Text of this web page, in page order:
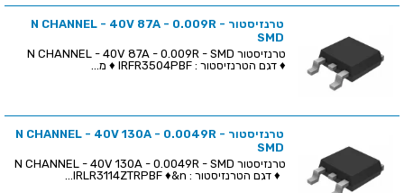
טרנזיסטור N CHANNEL - 40V 87A - 0.009R -
SMD
♦ דגם הטרנזיסטור : IRFR3504PBF ♦ מ...
טרנזיסטור N CHANNEL - 40V 130A - 0.0049R -
SMD
טרנזיסטור N CHANNEL - 40V 130A - 0.0049R - SMD
♦ דגם הטרנזיסטור : IRLR3114ZTRPBF ♦&n...